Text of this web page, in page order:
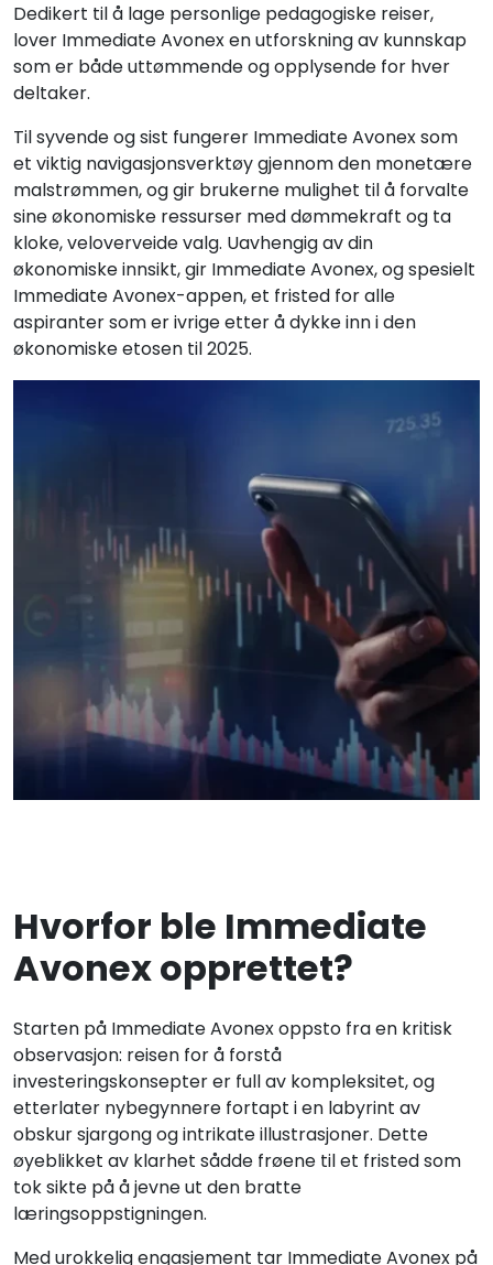
Dedikert til å lage personlige pedagogiske reiser,
lover Immediate Avonex en utforskning av kunnskap
som er både uttømmende og opplysende for hver
deltaker.
Til syvende og sist fungerer Immediate Avonex som
et viktig navigasjonsverktøy gjennom den monetære
malstrømmen, og gir brukerne mulighet til å forvalte
sine økonomiske ressurser med dømmekraft og ta
kloke, veloverveide valg. Uavhengig av din
økonomiske innsikt, gir Immediate Avonex, og spesielt
Immediate Avonex-appen, et fristed for alle
aspiranter som er ivrige etter å dykke inn i den
økonomiske etosen til 2025.
Hvorfor ble Immediate
Avonex opprettet?
Starten på Immediate Avonex oppsto fra en kritisk
observasjon: reisen for å forstå
investeringskonsepter er full av kompleksitet, og
etterlater nybegynnere fortapt i en labyrint av
obskur sjargong og intrikate illustrasjoner. Dette
øyeblikket av klarhet sådde frøene til et fristed som
tok sikte på å jevne ut den bratte
læringsoppstigningen.
Med urokkelig engasjement tar Immediate Avonex på